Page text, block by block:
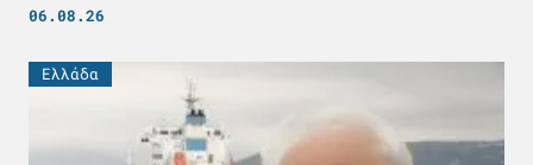
06.08.26
Ελλάδα